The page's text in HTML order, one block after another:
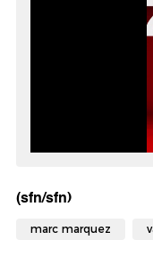
(sfn/sfn)
marc marquez